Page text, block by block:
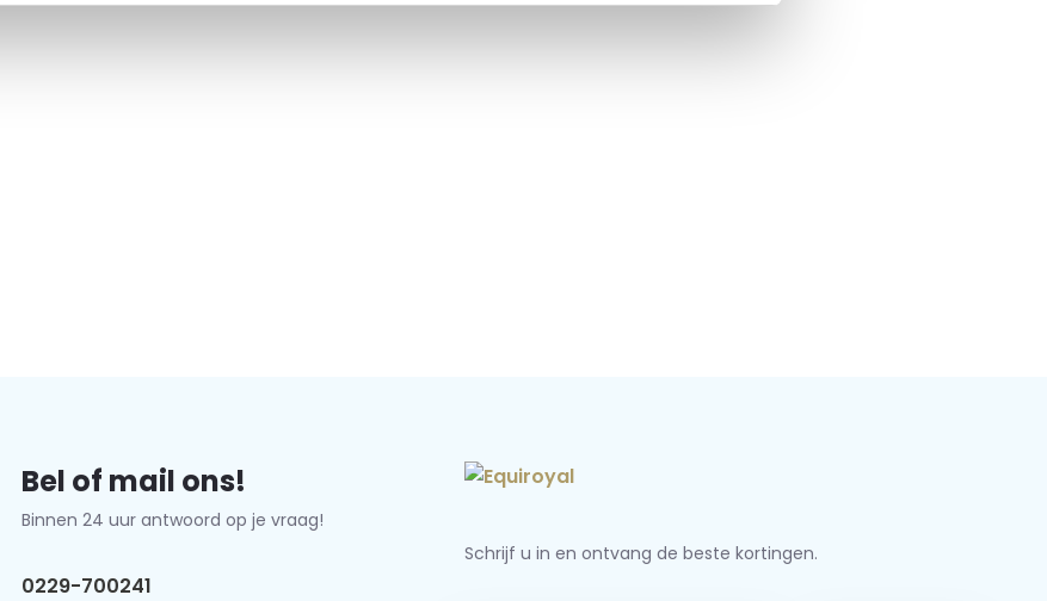
Bel of mail ons!
Binnen 24 uur antwoord op je vraag!
0229-700241
Schrijf u in en ontvang de beste kortingen.